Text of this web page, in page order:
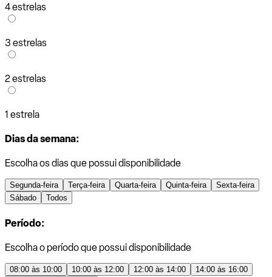
4 estrelas
3 estrelas
2 estrelas
1 estrela
Dias da semana:
Escolha os dias que possui disponibilidade
Segunda-feira Terça-feira Quarta-feira Quinta-feira
Sexta-feira
Sábado
Todos
Período:
Escolha o período que possui disponibilidade
08:00 às 10:00 10:00 às 12:00 12:00 às 14:00
14:00 às 16:00